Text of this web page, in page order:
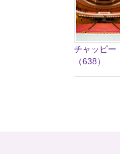
チャッピー
（638）